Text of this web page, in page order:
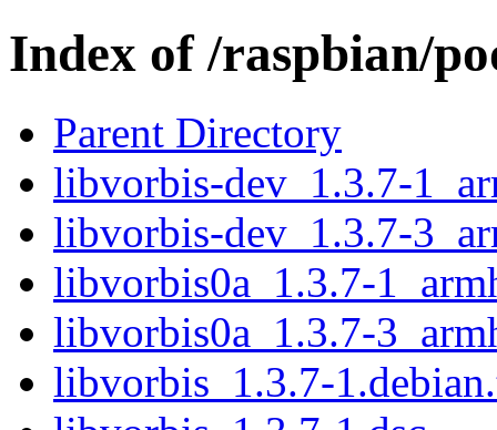
Index of /raspbian/
Parent Directory
libvorbis-dev_1.3.7-
libvorbis-dev_1.3.7-
libvorbis0a_1.3.7-
libvorbis0a_1.3.7-
libvorbis_1.3.7-